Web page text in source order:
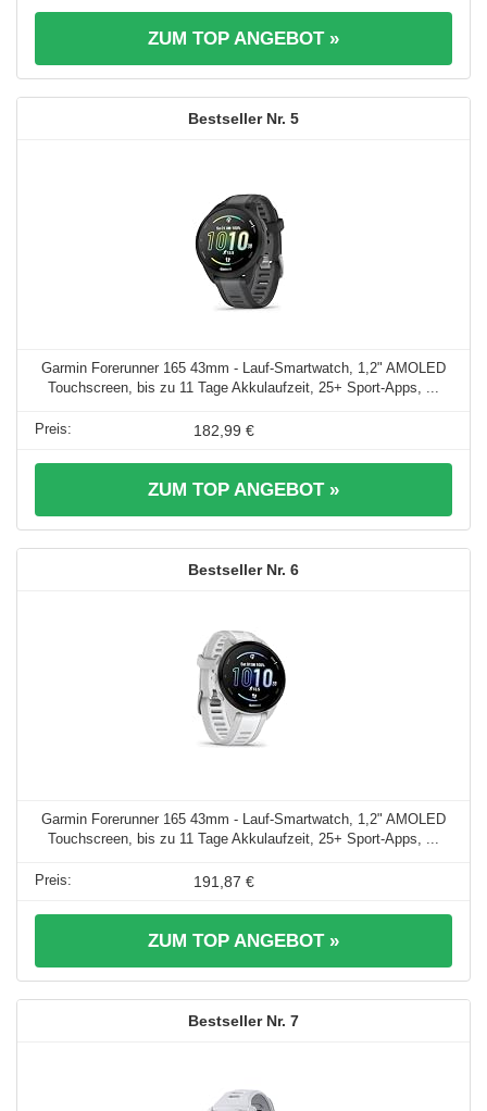
ZUM TOP ANGEBOT »
5
Garmin Forerunner 165 43mm - Lauf-Smartwatch, 1,2" AMOLED
Touchscreen, bis zu 11 Tage Akkulaufzeit, 25+ Sport-Apps, ...
182,99 €
ZUM TOP ANGEBOT »
6
Garmin Forerunner 165 43mm - Lauf-Smartwatch, 1,2" AMOLED
Touchscreen, bis zu 11 Tage Akkulaufzeit, 25+ Sport-Apps, ...
191,87 €
ZUM TOP ANGEBOT »
7